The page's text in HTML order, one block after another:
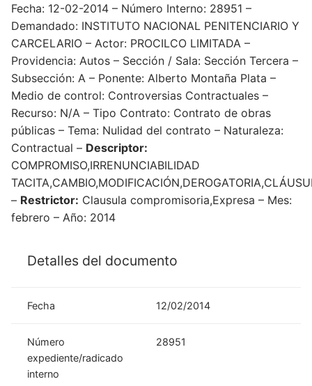
Fecha: 12-02-2014 – Número Interno: 28951 –
Demandado: INSTITUTO NACIONAL PENITENCIARIO Y
CARCELARIO – Actor: PROCILCO LIMITADA –
Providencia: Autos – Sección / Sala: Sección Tercera –
Subsección: A – Ponente: Alberto Montaña Plata –
Medio de control: Controversias Contractuales –
Recurso: N/A – Tipo Contrato: Contrato de obras
públicas – Tema: Nulidad del contrato – Naturaleza:
Contractual – Descriptor:
COMPROMISO,IRRENUNCIABILIDAD
– Restrictor: Clausula compromisoria,Expresa – Mes:
febrero – Año: 2014
Detalles del documento
Fecha 12/02/2014
Número
expediente/radicado
interno
28951